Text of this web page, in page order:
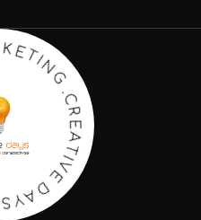
CRE
A
T
I
V
E
D
A
Y
S
.
W
E
B
.
G .